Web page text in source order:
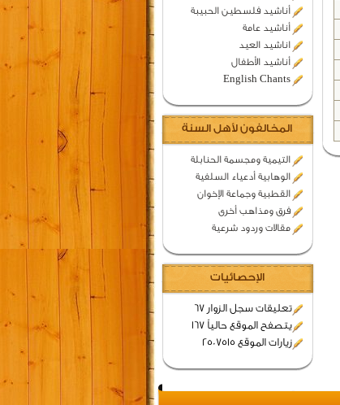
أناشيد فلسطين الحبيبة
أناشيد عامة
اناشيد العيد
أناشيد الأطفال
English Chants
المخالفون لأهل السنة
التيمية ومجسمة الحنابلة
الوهابية أدعياء السلفية
القطبية وجماعة الإخوان
فرق ومذاهب أخرى
مقالات وردود شرعية
الإحصائيات
تعليقات سجل الزوار 67
يتصفح الموقع حالياً 167
زيارات الموقع 2507515